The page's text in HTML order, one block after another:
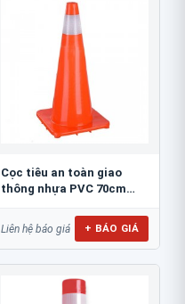
Cọc tiêu an toàn giao
thông nhựa PVC 70cm
Liên hệ báo giá + BÁO GIÁ